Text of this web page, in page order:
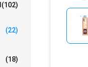
(102)
(22)
(18)